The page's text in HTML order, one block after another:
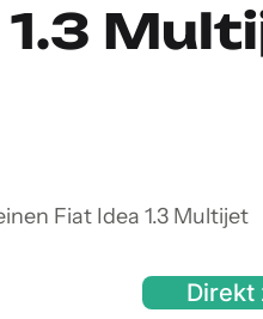
Fiat Idea 1.3 Multijet
Direkt